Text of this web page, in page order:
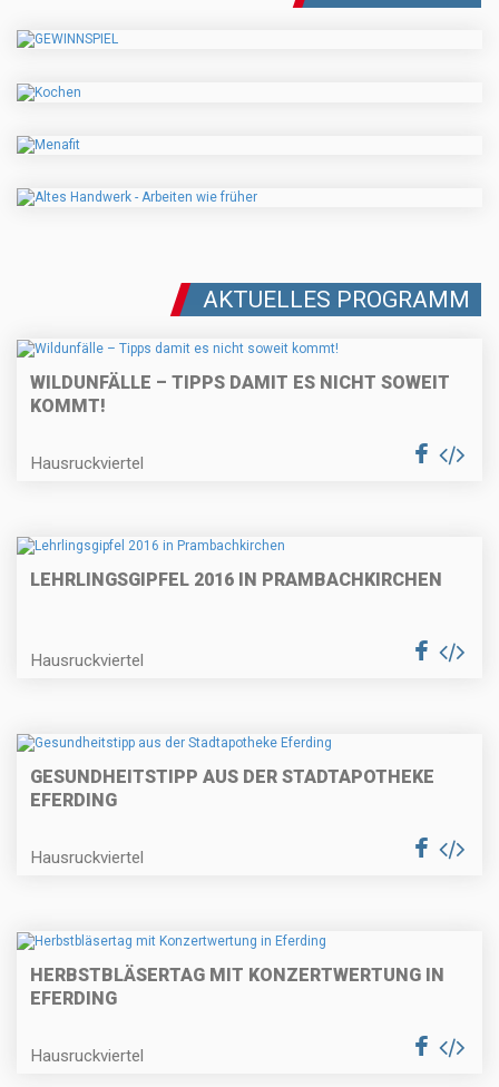
AKTUELLES PROGRAMM
WILDUNFÄLLE – TIPPS DAMIT ES NICHT SOWEIT
KOMMT!
Hausruckviertel
LEHRLINGSGIPFEL 2016 IN PRAMBACHKIRCHEN
Hausruckviertel
GESUNDHEITSTIPP AUS DER STADTAPOTHEKE
EFERDING
Hausruckviertel
HERBSTBLÄSERTAG MIT KONZERTWERTUNG IN
EFERDING
Hausruckviertel